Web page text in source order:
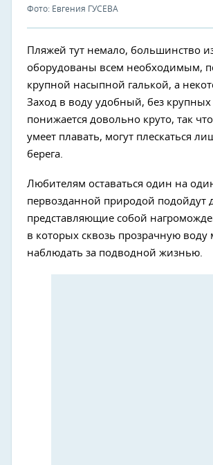
Фото: Евгения ГУСЕВА
Пляжей тут немало, большинство
оборудованы всем необходимым,
крупной насыпной галькой, а
Заход в воду удобный, без
понижается довольно круто, так
умеет плавать, могут плескаться
берега.
Любителям оставаться один на
первозданной природой подойдут
представляющие собой
в которых сквозь прозрачную
наблюдать за подводной жизнью.